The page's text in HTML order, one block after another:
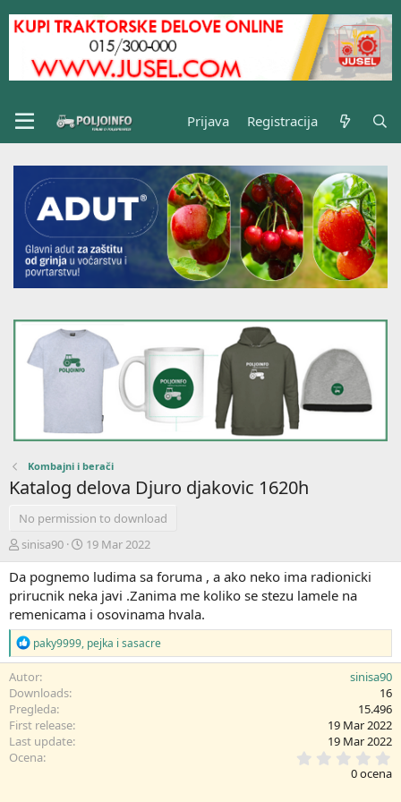
Prijava Registracija
Kombajni i berači
Katalog delova Djuro djakovic 1620h
No permission to download
A
u
t
o
sinisa90
C
r
e
a
i
o
n
19 Mar 2022
Da pognemo ludima sa foruma , a ako neko ima radionicki
prirucnik neka javi .Zanima me koliko se stezu lamele na
remenicama i osovinama hvala.
R
e
g
o
v
a
n
j
paky9999, pejka i sasacre
Autor
sinisa90
Downloads
16
Pregleda
15.496
First release
19 Mar 2022
Last update
19 Mar 2022
Ocena
,
0
0 ocena